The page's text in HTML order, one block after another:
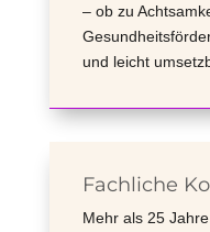
– ob zu
und leicht
Fachliche
Mehr als 25